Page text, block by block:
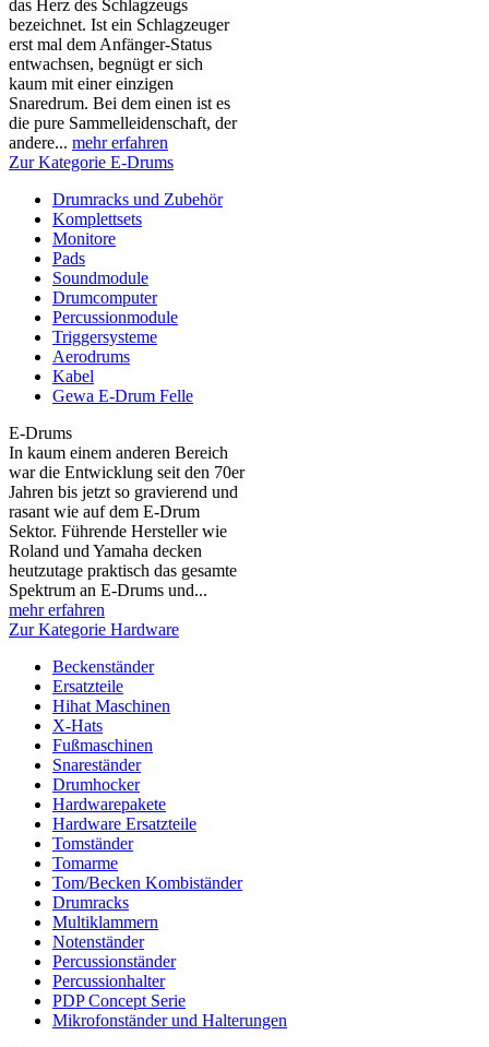
das Herz des Schlagzeugs
bezeichnet. Ist ein Schlagzeuger
erst mal dem Anfänger-Status
entwachsen, begnügt er sich
kaum mit einer einzigen
Snaredrum. Bei dem einen ist es
die pure Sammelleidenschaft, der
andere... mehr erfahren
Zur Kategorie E-Drums
Drumracks und Zubehör
Komplettsets
Monitore
Pads
Soundmodule
Drumcomputer
Percussionmodule
Triggersysteme
Aerodrums
Kabel
Gewa E-Drum Felle
E-Drums
In kaum einem anderen Bereich
war die Entwicklung seit den 70er
Jahren bis jetzt so gravierend und
rasant wie auf dem E-Drum
Sektor. Führende Hersteller wie
Roland und Yamaha decken
heutzutage praktisch das gesamte
Spektrum an E-Drums und...
mehr erfahren
Zur Kategorie Hardware
Beckenständer
Ersatzteile
Hihat Maschinen
X-Hats
Fußmaschinen
Snareständer
Drumhocker
Hardwarepakete
Hardware Ersatzteile
Tomständer
Tomarme
Tom/Becken Kombiständer
Drumracks
Multiklammern
Notenständer
Percussionständer
Percussionhalter
PDP Concept Serie
Mikrofonständer und Halterungen